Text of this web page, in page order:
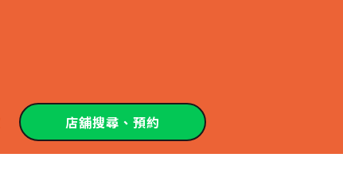
店舖搜尋、預約